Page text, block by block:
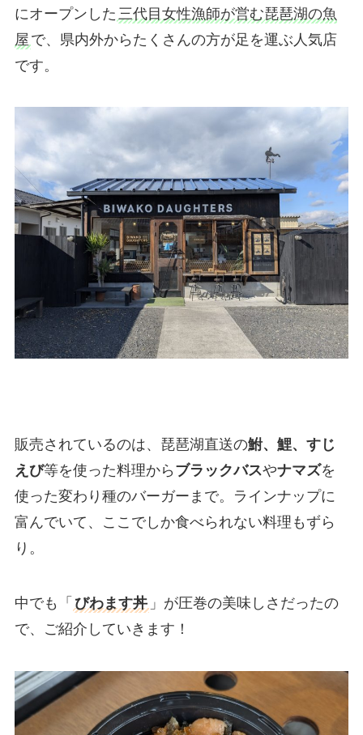
にオープンした 三代目女性漁師が営む琵琶湖の魚
屋 で、県内外からたくさんの方が足を運ぶ人気店
です。
販売されているのは、琵琶湖直送の鮒、鯉、すじ
えび等を使った料理から ブラックバスやナマズを
使った変わり種のバーガーまで。ラインナップに
富んでいて、ここでしか食べられない料理もずら
り。
中でも「 びわます丼 」が圧巻の美味しさだったの
で、ご紹介していきます！